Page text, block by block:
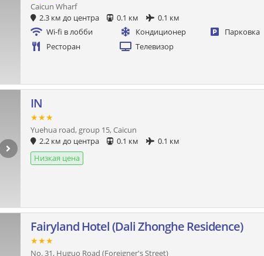
Caicun Wharf
2.3 км до центра
0.1 км
0.1 км
Wi-fi в лобби
Кондиционер
Парковка
Ресторан
Телевизор
IN
★★★
Yuehua road, group 15, Caicun
2.2 км до центра
0.1 км
0.1 км
Низкая цена
Fairyland Hotel (Dali Zhonghe Residence)
★★★
No. 31, Huguo Road (Foreigner's Street)